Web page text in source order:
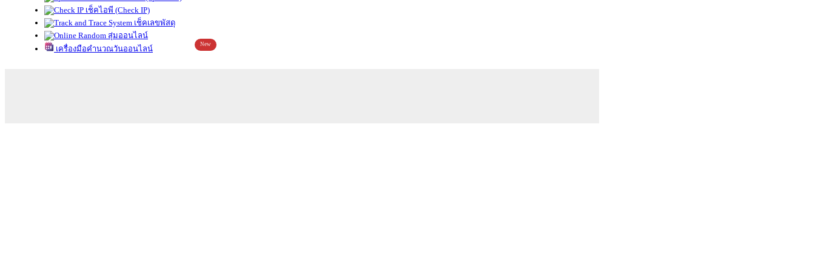
เช็คไอพี (Check IP)
เช็คเลขพัสดุ
สุ่มออนไลน์
เครื่องมือคำนวณวันออนไลน์
New